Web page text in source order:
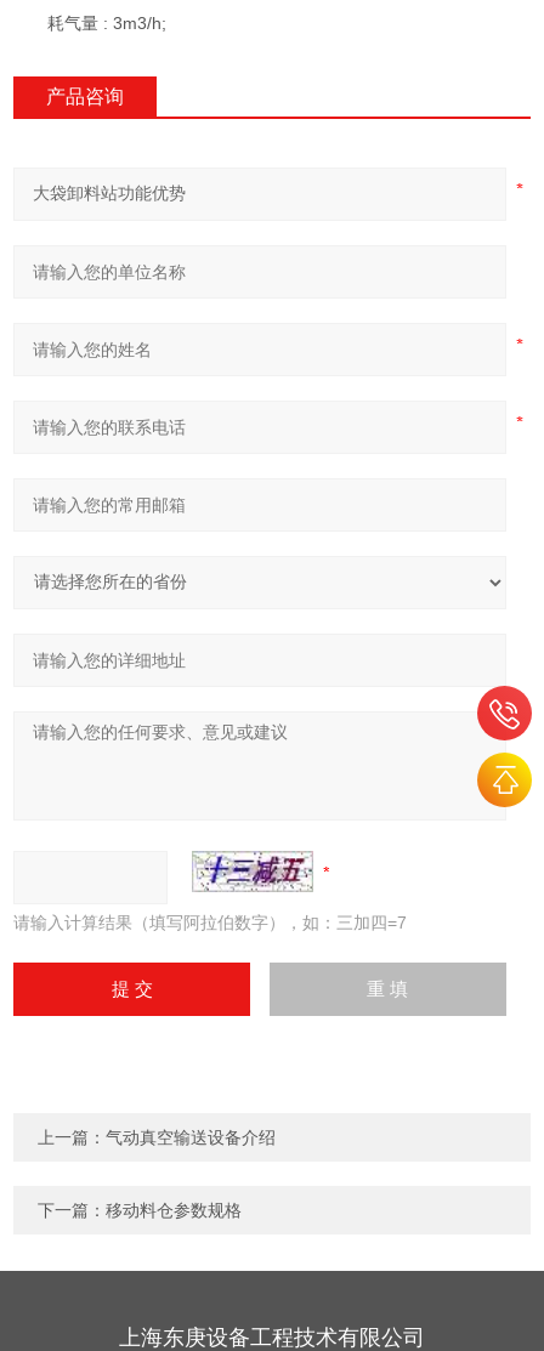
耗气量 : 3m3/h;
产品咨询
请输入计算结果（填写阿拉伯数字），如：三加四=7
上一篇：气动真空输送设备介绍
下一篇：移动料仓参数规格
上海东庚设备工程技术有限公司